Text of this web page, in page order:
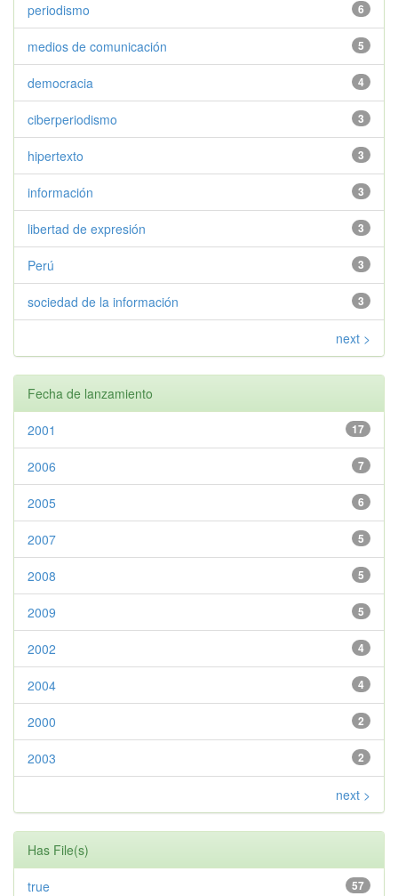
6
periodismo
5
medios de comunicación
4
democracia
3
ciberperiodismo
3
hipertexto
3
información
3
libertad de expresión
3
Perú
3
sociedad de la información
next >
Fecha de lanzamiento
17
2001
7
2006
6
2005
5
2007
5
2008
5
2009
4
2002
4
2004
2
2000
2
2003
next >
Has File(s)
57
true